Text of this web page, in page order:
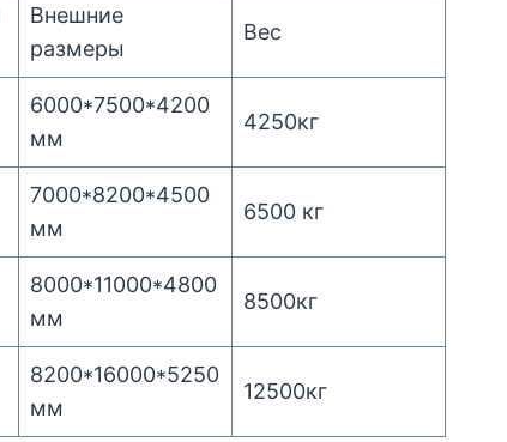
Внешние
размеры
Вес
6000*7500*4200
мм
4250кг
7000*8200*4500
мм
6500 кг
8000*11000*4800
мм
8500кг
8200*16000*5250
мм
12500кг